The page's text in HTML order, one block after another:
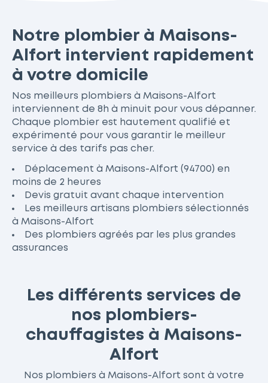
Notre plombier à Maisons-
Alfort intervient rapidement
à votre domicile
Nos meilleurs plombiers à Maisons-Alfort
interviennent de 8h à minuit pour vous dépanner.
Chaque plombier est hautement qualifié et
expérimenté pour vous garantir le meilleur
service à des tarifs pas cher.
Déplacement à Maisons-Alfort (94700) en
moins de 2 heures
Devis gratuit avant chaque intervention
Les meilleurs artisans plombiers sélectionnés
à Maisons-Alfort
Des plombiers agréés par les plus grandes
assurances
Les différents services de
nos plombiers-
chauffagistes à Maisons-
Alfort
Nos plombiers à Maisons-Alfort sont à votre